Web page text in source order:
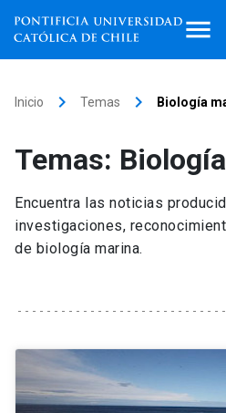
Facultades, escuelas e
institutos
Investigación
Vinculación
Inicio keyboard_arrow_right Temas keyboard_arrow_right Biología
Temas:
Encuentra las noticias
investigaciones,
de biología marina.